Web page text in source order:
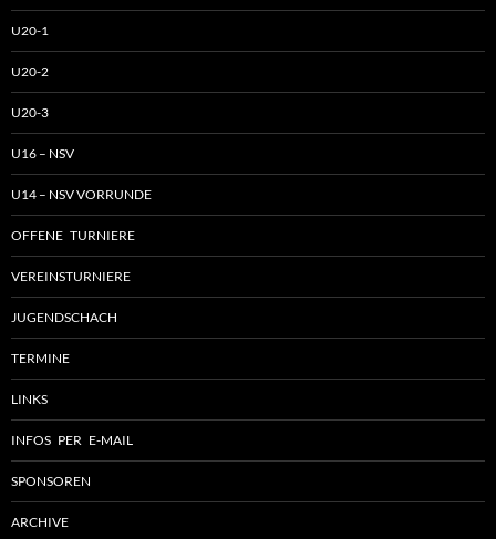
U20-1
U20-2
U20-3
U16 – NSV
U14 – NSV VORRUNDE
OFFENE TURNIERE
VEREINSTURNIERE
JUGENDSCHACH
TERMINE
LINKS
INFOS PER E-MAIL
SPONSOREN
ARCHIVE